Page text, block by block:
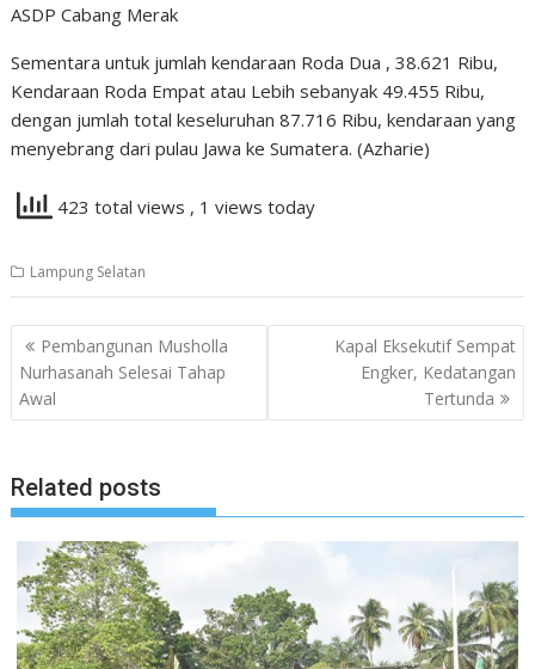
ASDP Cabang Merak
Sementara untuk jumlah kendaraan Roda Dua , 38.621 Ribu,
Kendaraan Roda Empat atau Lebih sebanyak 49.455 Ribu,
dengan jumlah total keseluruhan 87.716 Ribu, kendaraan yang
menyebrang dari pulau Jawa ke Sumatera. (Azharie)
423 total views , 1 views today
Lampung Selatan
Navigasi
pos
Pembangunan Musholla
Nurhasanah Selesai Tahap
Awal
Kapal Eksekutif Sempat
Engker, Kedatangan
Tertunda
Related posts